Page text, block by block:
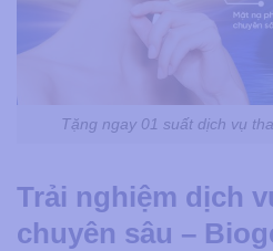
Tặng ngay 01 suất dịch vụ
Trải nghiệm dịch
chuyên sâu –